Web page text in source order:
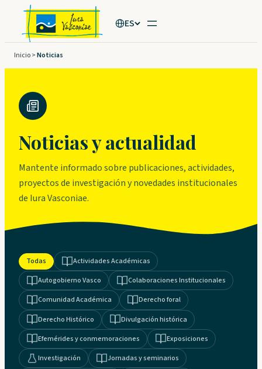
Saltar
contenido
ES
Inicio>Noticias
Noticias y actualidad
Mantente informado sobre publicaciones, actividades,
proyectos de investigación y novedades institucionales
de Iura Vasconiae.
Todas
Actividades Académicas
Autogobierno Vasco
Colaboraciones Institucionales
Comunidad Académica
Derecho foral
Derecho Histórico
Divulgación histórica
Efemérides y conmemoraciones
Exposiciones
Investigación
Jornadas y seminarios